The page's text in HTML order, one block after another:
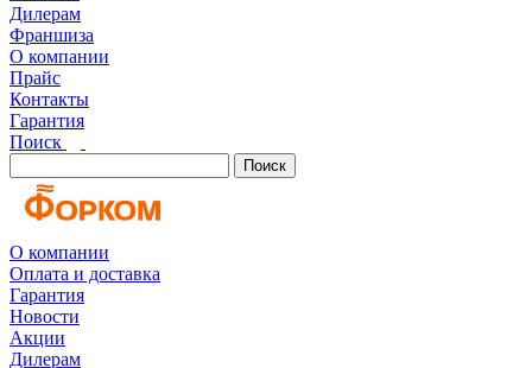
Дилерам
Франшиза
О компании
Прайс
Контакты
Гарантия
Поиск
Поиск
О компании
Оплата и доставка
Гарантия
Новости
Акции
Дилерам